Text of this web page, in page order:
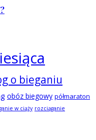
o bieganiu
obóz biegowy półmaraton
w ciąży rozciąganie